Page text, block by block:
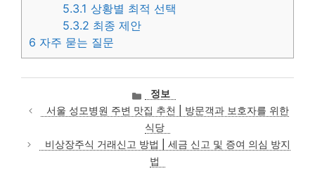
5.3.1 상황별 최적 선택
5.3.2 최종 제안
6 자주 묻는 질문
카
테
고
리
정보
서울 성모병원 주변 맛집 추천 | 방문객과 보호자를 위한
식당
비상장주식 거래신고 방법 | 세금 신고 및 증여 의심 방지
법